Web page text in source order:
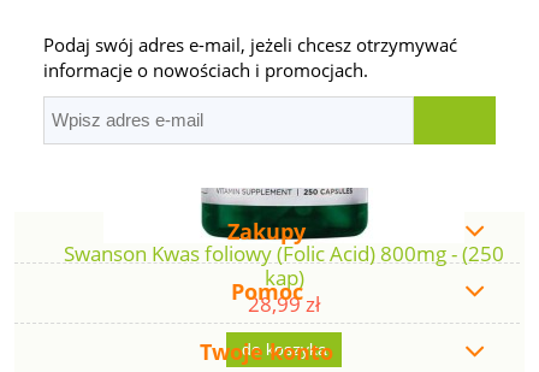
Swanson Kwas foliowy (Folic Acid) 800mg - (250
kap)
28,99 zł
do koszyka
Podaj swój adres e-mail, jeżeli chcesz otrzymywać
informacje o nowościach i promocjach.
Zakupy
Pomoc
Twoje konto